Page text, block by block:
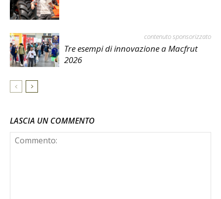
contenuto sponsorizzato
Tre esempi di innovazione a Macfrut
2026
LASCIA UN COMMENTO